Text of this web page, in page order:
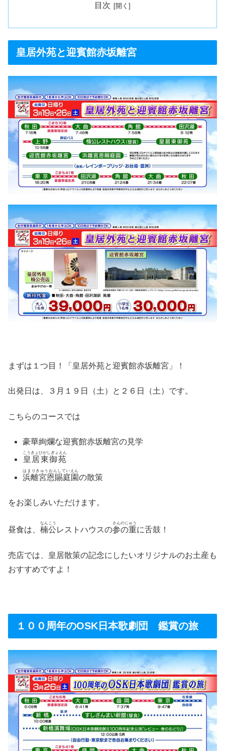
目次
皇居外苑と迎賓館赤坂離宮
まずは１つ目！「皇居外苑と迎賓館赤坂離宮」！
出発日は、３月１９日（土）と２６日（土）です。
こちらのコースでは
豪華絢爛な迎賓館赤坂離宮の見学
皇居東御苑
こうきょひがしぎょえん
浜離宮恩賜庭園
はまりきゅうおんしていえん
の散策
をお楽しみいただけます。
昼食は、 楠公
なんこう
レストハウスの参の重
さんのじゅう
に舌鼓！
売店では、皇居散策の記念にしたいオリジナルのお土産も
おすすめですよ！
１００周年のOSK日本歌劇団 鑑賞の旅